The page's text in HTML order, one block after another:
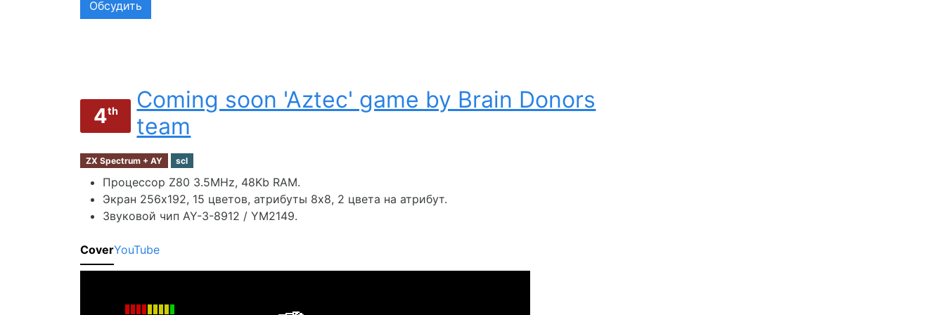
Обсудить
4th
Coming soon 'Aztec' game by Brain Donors
team
ZX Spectrum + AY scl
Процессор Z80 3.5MHz, 48Kb RAM.
Экран 256х192, 15 цветов, атрибуты 8x8, 2 цвета на атрибут.
Звуковой чип AY-3-8912 / YM2149.
CoverYouTube